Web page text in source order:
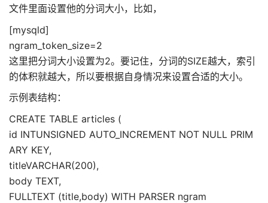
文件里面设置他的分词大小，比如，
[mysqld]
ngram_token_size=2
这里把分词大小设置为2。要记住，分词的SIZE越大，索引
的体积就越大，所以要根据自身情况来设置合适的大小。
示例表结构：
CREATE TABLE articles (
id INTUNSIGNED AUTO_INCREMENT NOT NULL PRIM
ARY KEY,
titleVARCHAR(200),
body TEXT,
FULLTEXT (title,body) WITH PARSER ngram